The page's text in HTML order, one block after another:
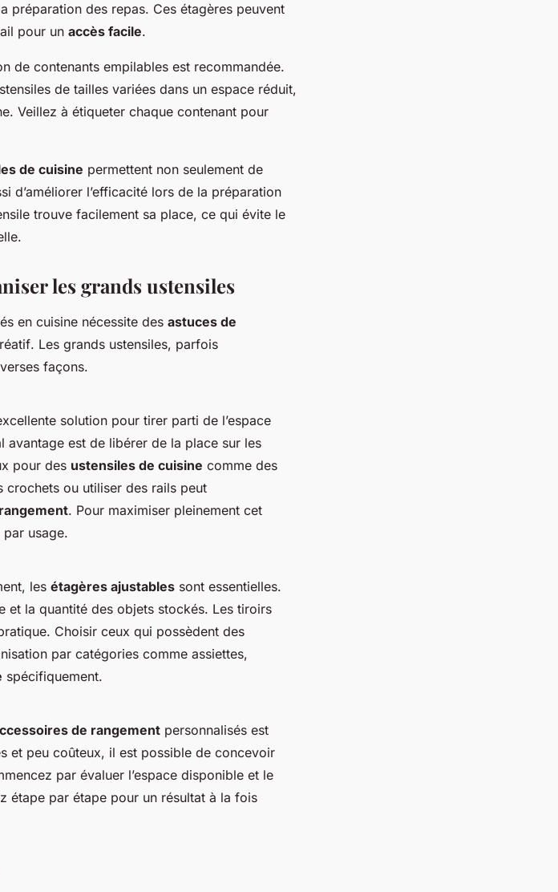
préparation des repas. Ces étagères peuvent
pour un accès facile.
de contenants empilables est recommandée.
de tailles variées dans un espace réduit,
Veillez à étiqueter chaque contenant pour
de cuisine permettent non seulement de
d’améliorer l’efficacité lors de la préparation
trouve facilement sa place, ce qui évite le
les grands ustensiles
en cuisine nécessite des astuces de
. Les grands ustensiles, parfois
façons.
solution pour tirer parti de l’espace
avantage est de libérer de la place sur les
pour des ustensiles de cuisine comme des
crochets ou utiliser des rails peut
. Pour maximiser pleinement cet
usage.
les étagères ajustables sont essentielles.
et la quantité des objets stockés. Les tiroirs
Choisir ceux qui possèdent des
par catégories comme assiettes,
spécifiquement.
de rangement personnalisés est
et peu coûteux, il est possible de concevoir
par évaluer l’espace disponible et le
étape par étape pour un résultat à la fois